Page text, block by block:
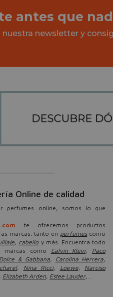
antes que
nuestra newsletter y
Online de calidad
perfumes online, somos lo que
te ofrecemos productos
marcas, tanto en perfumescomo
, cabello y más. Encuentra todo
marcas como Calvin Klein, Paco
Dolce & Gabbana, Carolina Herrera,
, Nina Ricci, Loewe, Narciso
, Elizabeth Arden, Estee Lauder,...